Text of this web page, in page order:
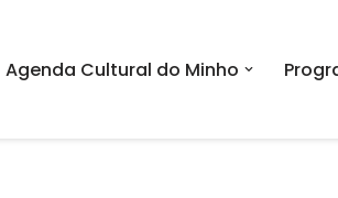
Agenda Cultural do Minho